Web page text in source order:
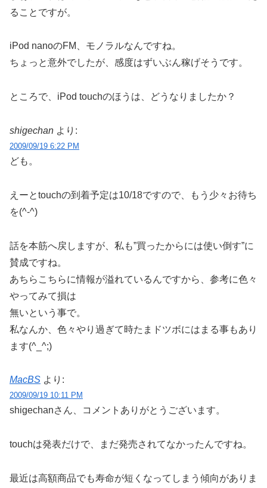
ることですが。
iPod nanoのFM、モノラルなんですね。
ちょっと意外でしたが、感度はずいぶん稼げそうです。
ところで、iPod touchのほうは、どうなりましたか？
shigechan より:
2009/09/19 6:22 PM
ども。
えーとtouchの到着予定は10/18ですので、もう少々お待ち
を(^-^)
話を本筋へ戻しますが、私も”買ったからには使い倒す”に
賛成ですね。
あちらこちらに情報が溢れているんですから、参考に色々
やってみて損は
無いという事で。
私なんか、色々やり過ぎて時たまドツボにはまる事もあり
ます(^_^;)
MacBS より:
2009/09/19 10:11 PM
shigechanさん、コメントありがとうございます。
touchは発表だけで、まだ発売されてなかったんですね。
最近は高額商品でも寿命が短くなってしまう傾向がありま